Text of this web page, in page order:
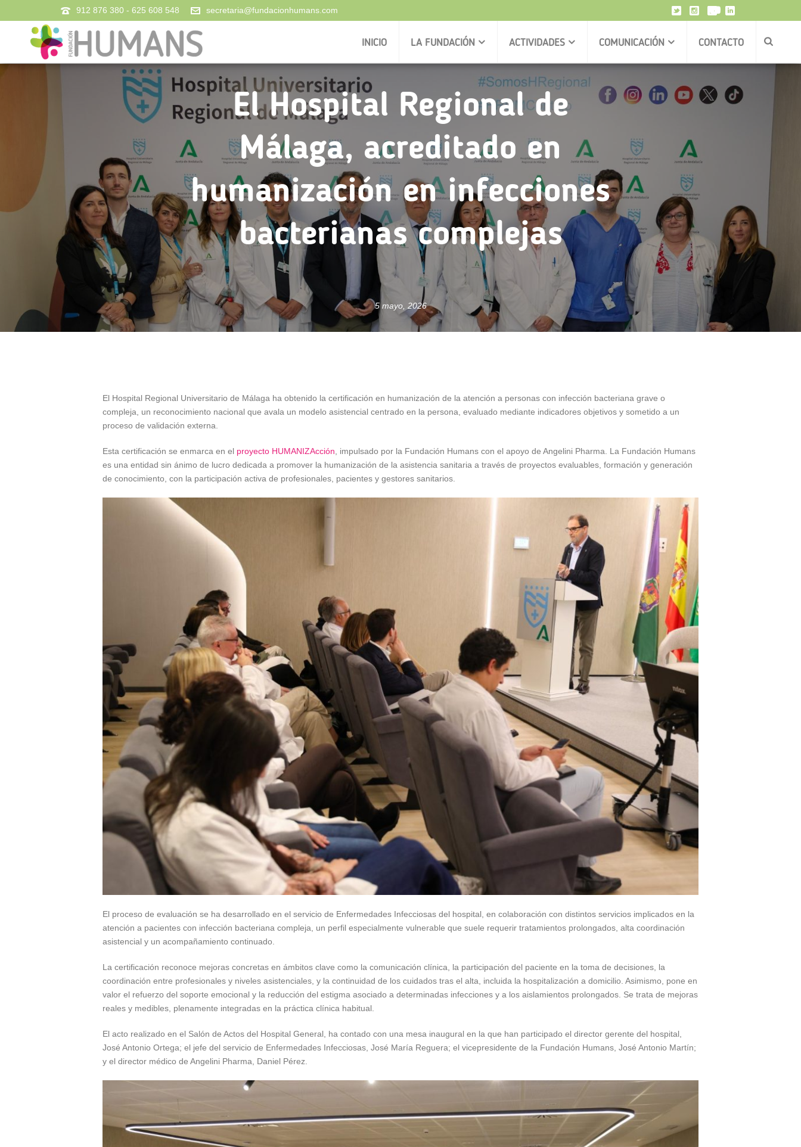
912 876 380 - 625 608 548 secretaria@fundacionhumans.com
INICIO LA FUNDACIÓN ACTIVIDADES COMUNICACIÓN CONTACTO
El Hospital Regional de
Málaga, acreditado en
humanización en infecciones
bacterianas complejas
5 mayo, 2026
El Hospital Regional Universitario de Málaga ha obtenido la certificación en humanización de la atención a personas con infección bacteriana grave o
compleja, un reconocimiento nacional que avala un modelo asistencial centrado en la persona, evaluado mediante indicadores objetivos y sometido a un
proceso de validación externa.
Esta certificación se enmarca en el proyecto HUMANIZAcción , impulsado por la Fundación Humans con el apoyo de Angelini Pharma. La Fundación Humans
es una entidad sin ánimo de lucro dedicada a promover la humanización de la asistencia sanitaria a través de proyectos evaluables, formación y generación
de conocimiento, con la participación activa de profesionales, pacientes y gestores sanitarios.
El proceso de evaluación se ha desarrollado en el servicio de Enfermedades Infecciosas del hospital, en colaboración con distintos servicios implicados en la
atención a pacientes con infección bacteriana compleja, un perfil especialmente vulnerable que suele requerir tratamientos prolongados, alta coordinación
asistencial y un acompañamiento continuado.
La certificación reconoce mejoras concretas en ámbitos clave como la comunicación clínica, la participación del paciente en la toma de decisiones, la
coordinación entre profesionales y niveles asistenciales, y la continuidad de los cuidados tras el alta, incluida la hospitalización a domicilio. Asimismo, pone en
valor el refuerzo del soporte emocional y la reducción del estigma asociado a determinadas infecciones y a los aislamientos prolongados. Se trata de mejoras
reales y medibles, plenamente integradas en la práctica clínica habitual.
El acto realizado en el Salón de Actos del Hospital General, ha contado con una mesa inaugural en la que han participado el director gerente del hospital,
José Antonio Ortega; el jefe del servicio de Enfermedades Infecciosas, José María Reguera; el vicepresidente de la Fundación Humans, José Antonio Martín;
y el director médico de Angelini Pharma, Daniel Pérez.